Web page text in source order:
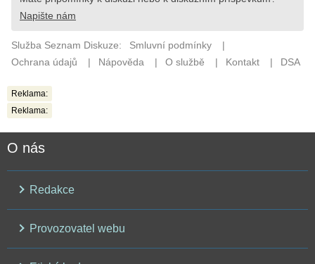
Reklama:
Reklama:
O nás
Redakce
Provozovatel webu